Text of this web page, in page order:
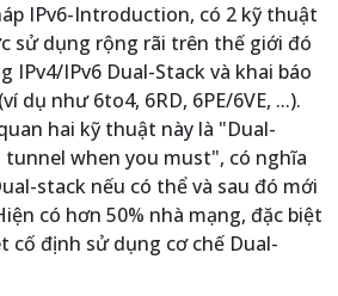
IPv6-Introduction, có 2 kỹ thuật
sử dụng rộng rãi trên thế giới đó
IPv4/IPv6 Dual-Stack và khai báo
dụ như 6to4, 6RD, 6PE/6VE, ...).
hai kỹ thuật này là "Dual-
tunnel when you must", có nghĩa
stack nếu có thể và sau đó mới
có hơn 50% nhà mạng, đặc biệt
cố định sử dụng cơ chế Dual-